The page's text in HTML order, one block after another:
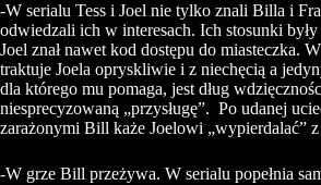
-W serialu Tess i Joel nie tylko znali Billa i
odwiedzali ich w interesach. Ich stosunki
Joel znał nawet kod dostępu do miasteczka.
traktuje Joela opryskliwie i z niechęcią a
dla którego mu pomaga, jest dług
niesprecyzowaną „przysługę”. Po udanej
zarażonymi Bill każe Joelowi „wypierdalać” z
-W grze Bill przeżywa. W serialu popełnia